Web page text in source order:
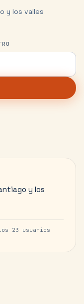
y los valles
y los
23 usuarios